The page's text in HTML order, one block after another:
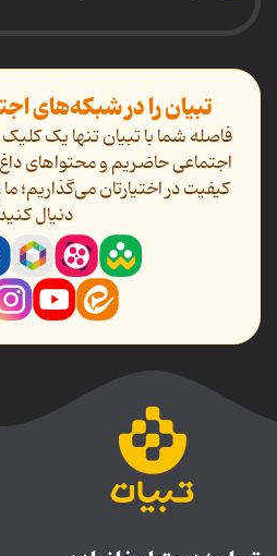
تبیان را در شبکه‌های
فاصله شما با تبیان تنها یک
اجتماعی حاضریم و محتواهای
کیفیت در اختیارتان می‌گذاریم؛
دنیال